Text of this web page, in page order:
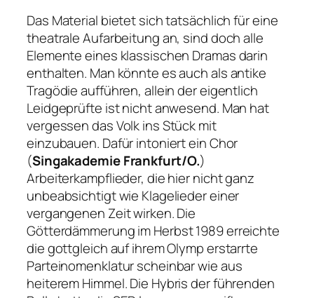
Das Material bietet sich tatsächlich für eine
theatrale Aufarbeitung an, sind doch alle
Elemente eines klassischen Dramas darin
enthalten. Man könnte es auch als antike
Tragödie aufführen, allein der eigentlich
Leidgeprüfte ist nicht anwesend. Man hat
vergessen das Volk ins Stück mit
einzubauen. Dafür intoniert ein Chor
(Singakademie Frankfurt/O.)
Arbeiterkampflieder, die hier nicht ganz
unbeabsichtigt wie Klagelieder einer
vergangenen Zeit wirken. Die
Götterdämmerung im Herbst 1989 erreichte
die gottgleich auf ihrem Olymp erstarrte
Parteinomenklatur scheinbar wie aus
heiterem Himmel. Die Hybris der führenden